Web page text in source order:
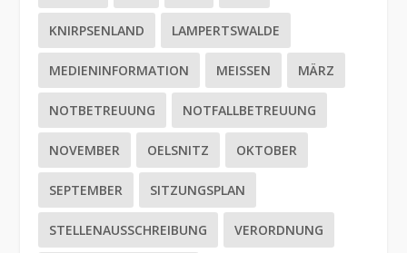
KNIRPSENLAND LAMPERTSWALDE
MEDIENINFORMATION MEISSEN MÄRZ
NOTBETREUUNG NOTFALLBETREUUNG
NOVEMBER OELSNITZ OKTOBER
SEPTEMBER SITZUNGSPLAN
STELLENAUSSCHREIBUNG VERORDNUNG